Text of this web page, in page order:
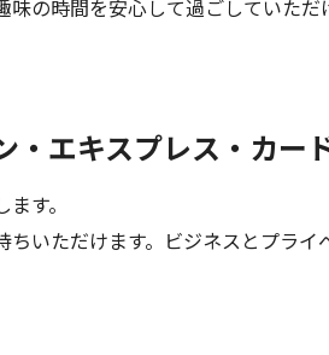
の時間を安心して過ごしていただ
エキスプレス・カー
す。
いただけます。ビジネスとプライ